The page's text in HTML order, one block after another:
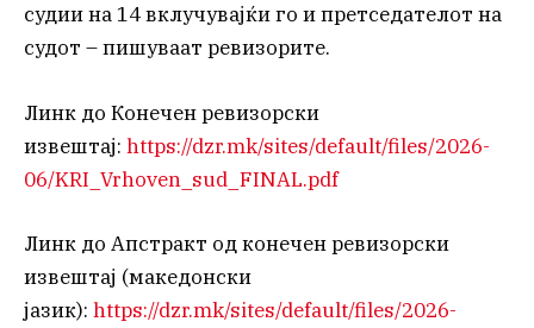
судии на 14 вклучувајќи го и претседателот на
судот – пишуваат ревизорите.
Линк до Конечен ревизорски
извештај: https://dzr.mk/sites/default/files/2026-
06/KRI_Vrhoven_sud_FINAL.pdf
Линк до Апстракт од конечен ревизорски
извештај (македонски
јазик): https://dzr.mk/sites/default/files/2026-